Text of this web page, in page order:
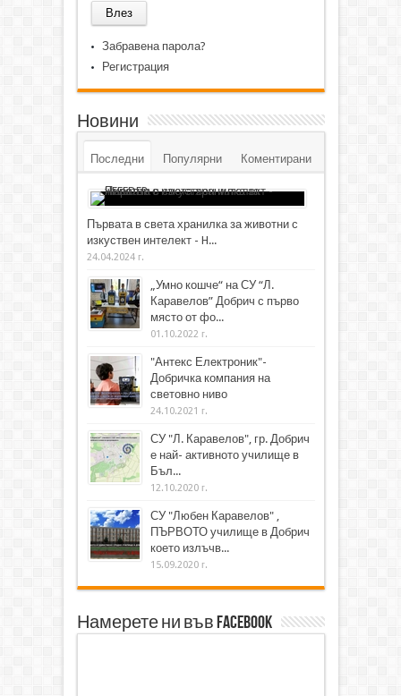
Забравена парола?
Регистрация
Новини
Последни Популярни Коментирани
Първата в света хранилка за животни с
изкуствен интелект - H...
24.04.2024 г.
„Умно кошче“ на СУ “Л.
Каравелов” Добрич с първо
място от фо...
01.10.2022 г.
"Антекс Електроник"-
Добричка компания на
световно ниво
24.10.2021 г.
СУ "Л. Каравелов", гр. Добрич
е най- активното училище в
Бъл...
12.10.2020 г.
СУ "Любен Каравелов" ,
ПЪРВОТО училище в Добрич
което излъчв...
15.09.2020 г.
Намерете ни във Facebook